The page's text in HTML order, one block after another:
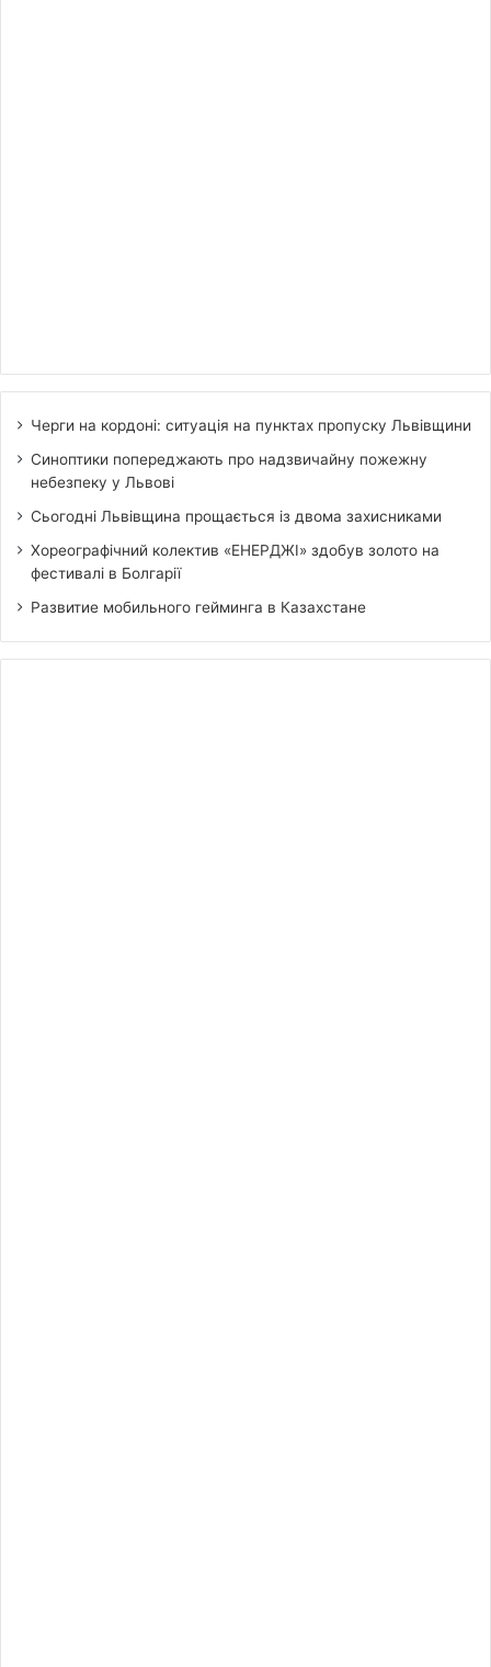
Черги на кордоні: ситуація на пунктах пропуску Львівщини
Синоптики попереджають про надзвичайну пожежну
небезпеку у Львові
Сьогодні Львівщина прощається із двома захисниками
Хореографічний колектив «ЕНЕРДЖІ» здобув золото на
фестивалі в Болгарії
Развитие мобильного гейминга в Казахстане